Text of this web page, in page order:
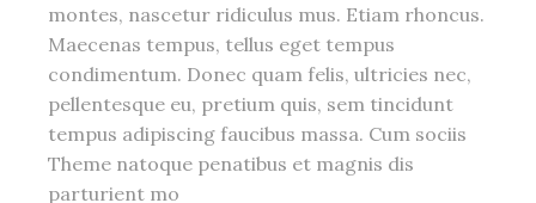
montes, nascetur ridiculus mus. Etiam rhoncus.
Maecenas tempus, tellus eget tempus
condimentum. Donec quam felis, ultricies nec,
pellentesque eu, pretium quis, sem tincidunt
tempus adipiscing faucibus massa. Cum sociis
Theme natoque penatibus et magnis dis
parturient mo